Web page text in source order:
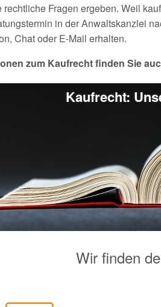
Fragen ergeben. Weil
in der Anwaltskanzlei
Chat oder E-Mail erhalten.
zum Kaufrecht finden Sie
Kaufrecht:
Wir finden